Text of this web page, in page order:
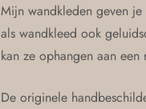
Mijn wandkleden geven
als wandkleed ook
kan ze ophangen aan
De originele